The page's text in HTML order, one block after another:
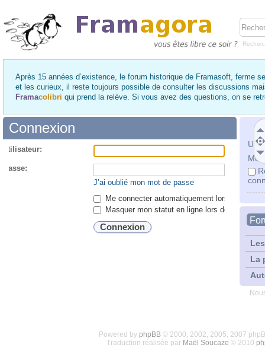
Après 15 années d’existence, le forum historique de Framasoft, ferme
et les curieux, il reste toujours possible de consulter les discussions
Framacolibri qui prend la relève. Si vous avez des questions, on se
Mot
La
Connexion
passe:
J’ai oublié mon mot de passe
Me connecter automatiquement lors de
Masquer mon statut en ligne lors de cette
Powered by phpBB© 2000, 2002, 2005, 2007
Traduction réalisée par Maël Soucaze © 2010